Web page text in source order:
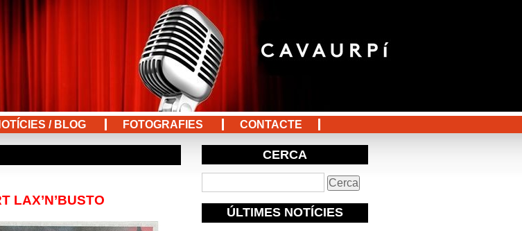
/ BLOG FOTOGRAFIES CONTACTE
LAX’N’BUSTO
CERCA
ÚLTIMES NOTÍCIES